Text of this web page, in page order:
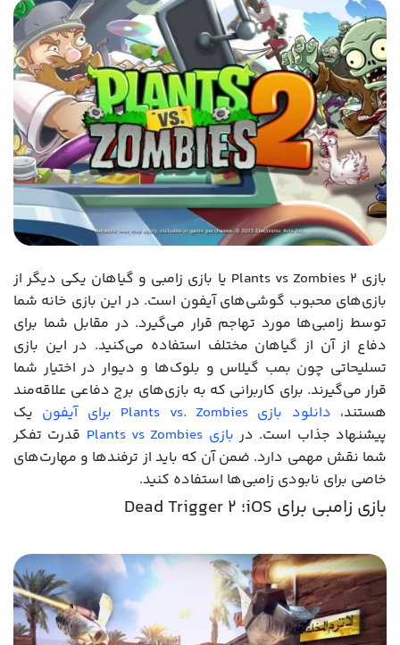
بازی Plants vs Zombies 2 یا بازی زامبی و گیاهان یکی دیگر از
بازی‌های محبوب گوشی‌های آیفون است. در این بازی خانه شما
توسط زامبی‌ها مورد تهاجم قرار می‌گیرد. در مقابل شما برای
دفاع از آن از گیاهان مختلف استفاده می‌کنید. در این بازی
تسلیحاتی چون بمب گیلاس و بلوک‌ها و دیوار در اختیار شما
قرار می‌گیرند. برای کاربرانی که به بازی‌های برج دفاعی علاقه‌مند
هستند، دانلود بازی Plants vs. Zombies برای آیفون
یک
پیشنهاد جذاب است. در بازی Plants vs Zombies
قدرت تفکر
شما نقش مهمی دارد. ضمن آن که باید از ترفندها و مهارت‌های
خاصی برای نابودی زامبی‌ها استفاده کنید.
بازی زامبی برای iOS؛ Dead Trigger 2